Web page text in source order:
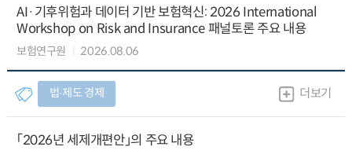
AI·기후위험과 데이터 기반 보험혁신: 2026 International
Workshop on Risk and Insurance 패널토론 주요 내용
보험연구원 2026.08.06
법∙제도 경제 더보기
「2026년 세제개편안」의 주요 내용